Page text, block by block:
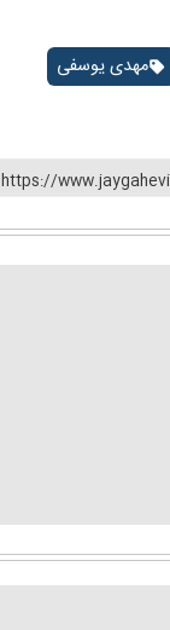
مهدی یوسفی
https://